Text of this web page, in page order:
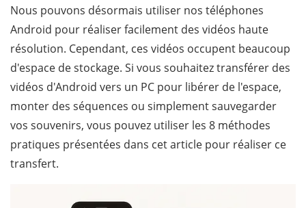
Nous pouvons désormais utiliser nos téléphones
Android pour réaliser facilement des vidéos haute
résolution. Cependant, ces vidéos occupent beaucoup
d'espace de stockage. Si vous souhaitez transférer des
vidéos d'Android vers un PC pour libérer de l'espace,
monter des séquences ou simplement sauvegarder
vos souvenirs, vous pouvez utiliser les 8 méthodes
pratiques présentées dans cet article pour réaliser ce
transfert.